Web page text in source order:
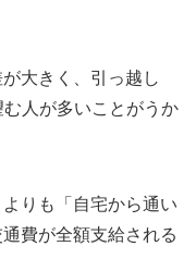
大きく、引っ越し
む人が多いことがうか
りも「自宅から通い
費が全額支給される